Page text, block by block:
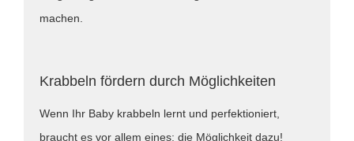
machen.
Krabbeln fördern durch Möglichkeiten
Wenn Ihr Baby krabbeln lernt und perfektioniert,
braucht es vor allem eines: die Möglichkeit dazu!